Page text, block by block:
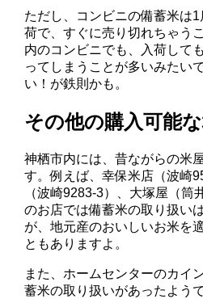
ただし、コンビニの備蓄米は
荷で、すぐに売り切れちゃう
内のコンビニでも、入荷して
ってしまうことが多いみたい
い！が鉄則かも。
その他の購入可能
神栖市内には、昔ながらの米
す。例えば、幸保米店（波崎
（波崎9283-3）、大塚屋（筒
のお店では備蓄米の取り扱い
が、地元産のおいしいお米を
ともありますよ。
また、ホームセンターのカイ
蓄米の取り扱いがあったよう